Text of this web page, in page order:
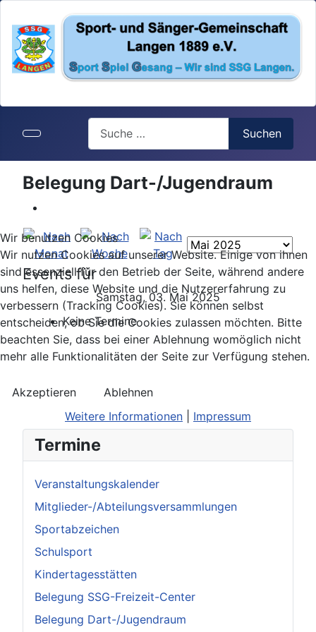
Search
Suchen
Termine
Veranstaltungskalender
Mitglieder-/Abteilungsversammlungen
Sportabzeichen
Schulsport
Kindertagesstätten
Belegung SSG-Freizeit-Center
Belegung Dart-/Jugendraum
Belegung Dart-/Jugendraum
Events für
Samstag, 03. Mai 2025
Keine Termine
Wir benutzen Cookies
Wir nutzen Cookies auf unserer Website. Einige von ihnen
sind essenziell für den Betrieb der Seite, während andere
uns helfen, diese Website und die Nutzererfahrung zu
verbessern (Tracking Cookies). Sie können selbst
entscheiden, ob Sie die Cookies zulassen möchten. Bitte
beachten Sie, dass bei einer Ablehnung womöglich nicht
mehr alle Funktionalitäten der Seite zur Verfügung stehen.
Akzeptieren
Ablehnen
Weitere Informationen
Impressum